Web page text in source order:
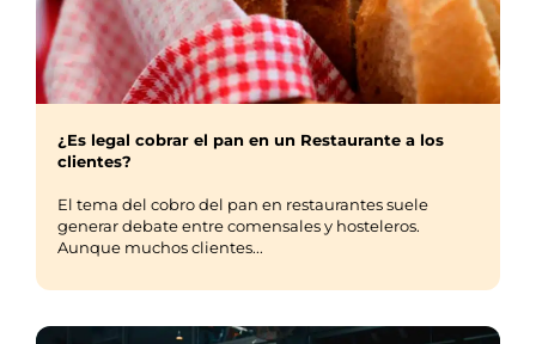
¿Es legal cobrar el pan en un Restaurante a los
clientes?
El tema del cobro del pan en restaurantes suele
generar debate entre comensales y hosteleros.
Aunque muchos clientes...